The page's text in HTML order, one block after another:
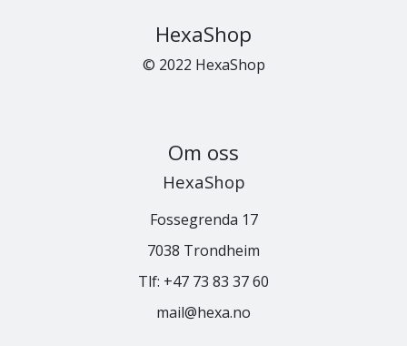
HexaShop
© 2022 HexaShop
Om oss
HexaShop
Fossegrenda 17
7038 Trondheim
Tlf: +47 73 83 37 60
mail@hexa.no